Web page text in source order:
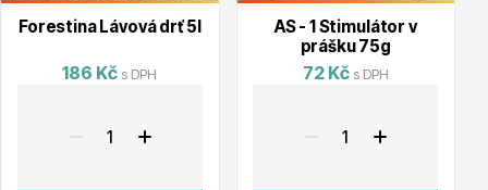
Substráty, hnojiva, kůra
Forestina Lávová drť 5l
186 Kč s DPH
AS - 1 Stimulátor v
prášku 75g
72 Kč s DPH